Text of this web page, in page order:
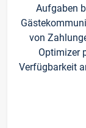
Aufgaben
von
Optimizer
Verfügbarkeit